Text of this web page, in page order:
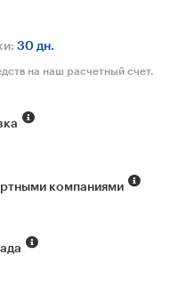
30 дн.
на наш расчетный счет.
компаниями